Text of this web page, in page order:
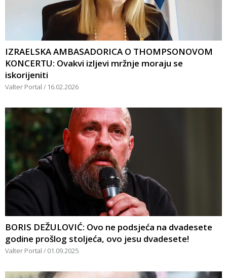
IZRAELSKA AMBASADORICA O THOMPSONOVOM
KONCERTU: Ovakvi izljevi mržnje moraju se
iskorijeniti
Valter Portal 16.02.2026
BORIS DEŽULOVIĆ: Ovo ne podsjeća na dvadesete
godine prošlog stoljeća, ovo jesu dvadesete!
Valter Portal 01.09.2025